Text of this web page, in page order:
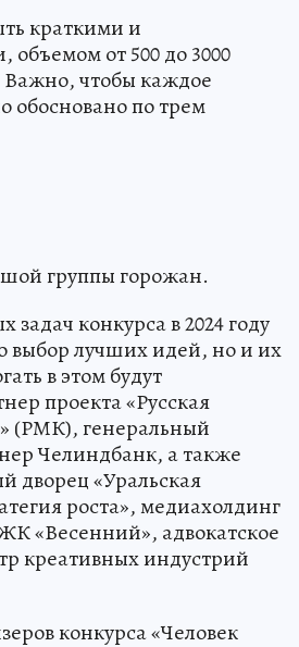
краткими и
от 500 до 3000
чтобы каждое
обосновано по трем
группы горожан.
конкурса в 2024 году
выбор лучших идей, но и их
в этом будут
проекта «Русская
(РМК), генеральный
Челиндбанк, а также
дворец «Уральская
роста», медиахолдинг
«Весенний», адвокатское
креативных индустрий
конкурса «Человек